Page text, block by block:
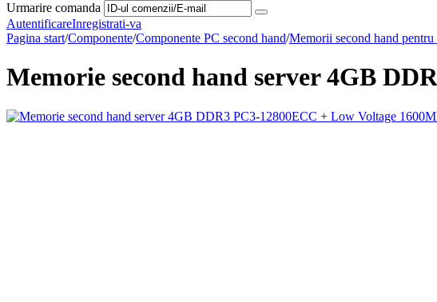
Urmarire comanda
AutentificareInregistrati-va
Pagina start/Componente/Componente PC second hand/Memorii second hand pentru
Memorie second hand server 4GB